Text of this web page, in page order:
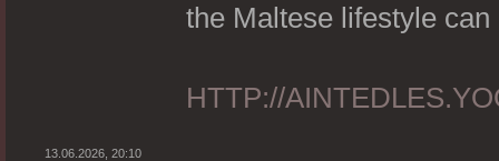
the Maltese lifestyle
HTTP://
13.06.2026, 20:10